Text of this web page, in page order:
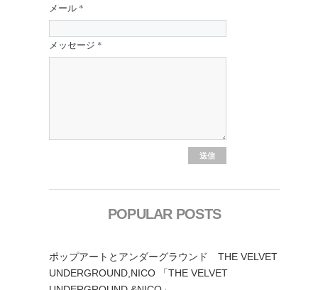
メール *
メッセージ *
POPULAR POSTS
ポップアートとアンダーグラウンド THE VELVET
UNDERGROUND,NICO 「THE VELVET